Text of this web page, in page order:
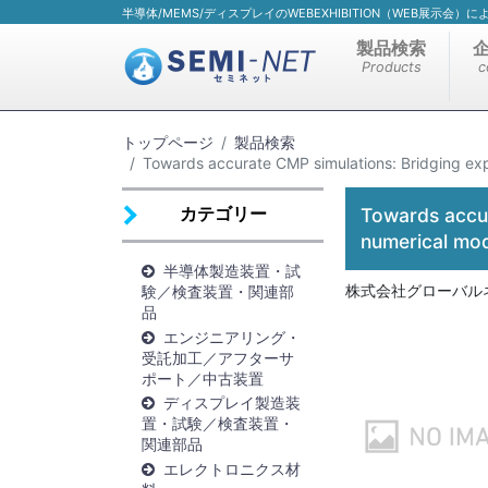
半導体/MEMS/ディスプレイのWEBEXHIBITION（WEB展示会）
製品検索
Products
トップページ
製品検索
Towards accurate CMP simulations: Bridging
カテゴリー
半導体製造装置・試
験／検査装置・関連部
品
エンジニアリング・
受託加工／アフターサ
ポート／中古装置
ディスプレイ製造装
置・試験／検査装置・
関連部品
エレクトロニクス材
Towards
numerical
株式会社グローバル